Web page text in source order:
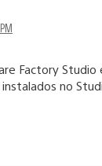
Factory
no